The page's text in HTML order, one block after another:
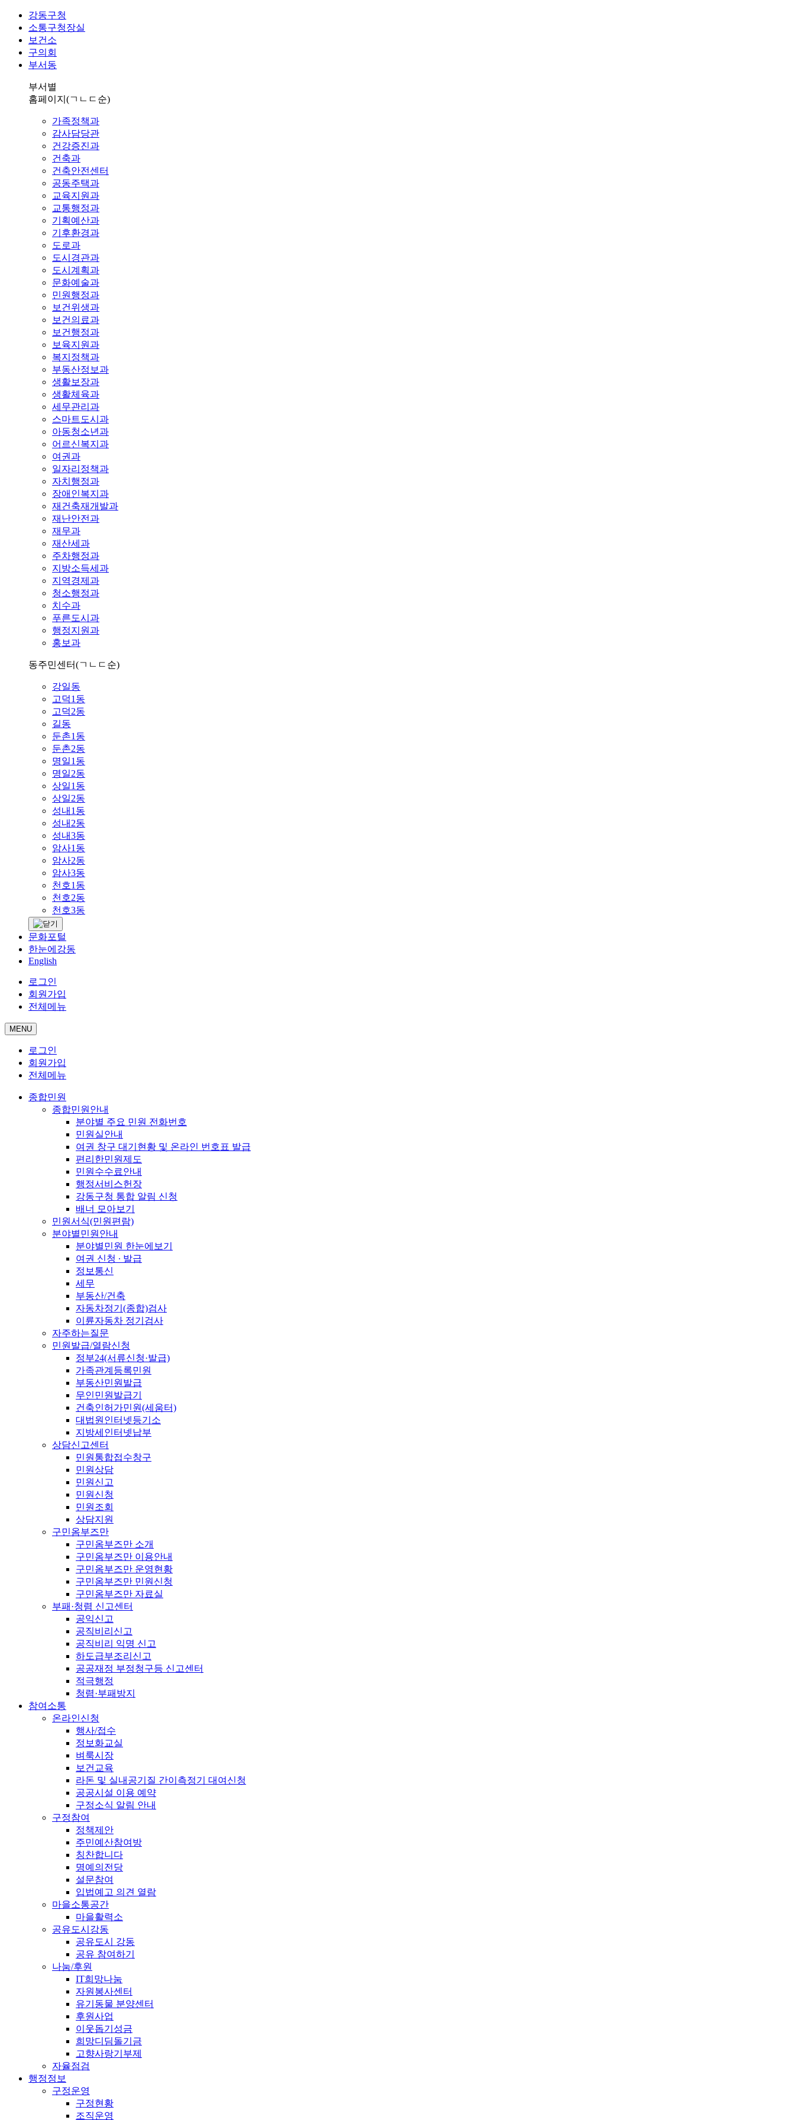
강동구청
소통구청장실
보건소
구의회
부서동
부서별
홈페이지 (ㄱㄴㄷ순)
가족정책과
감사담당관
건강증진과
건축과
건축안전센터
공동주택과
교육지원과
교통행정과
기획예산과
기후환경과
도로과
도시경관과
도시계획과
문화예술과
민원행정과
보건위생과
보건의료과
보건행정과
보육지원과
복지정책과
부동산정보과
생활보장과
생활체육과
세무관리과
스마트도시과
아동청소년과
어르신복지과
여권과
일자리정책과
자치행정과
장애인복지과
재건축재개발과
재난안전과
재무과
재산세과
주차행정과
지방소득세과
지역경제과
청소행정과
치수과
푸른도시과
행정지원과
홍보과
동주민센터(ㄱㄴㄷ순)
강일동
고덕1동
고덕2동
길동
둔촌1동
둔촌2동
명일1동
명일2동
상일1동
상일2동
성내1동
성내2동
성내3동
암사1동
암사2동
암사3동
천호1동
천호2동
천호3동
문화포털
한눈에강동
English
로그인
회원가입
전체메뉴
MENU
로그인
회원가입
전체메뉴
종합민원
종합민원안내
분야별 주요 민원 전화번호
민원실안내
여권 창구 대기현황 및 온라인 번호표 발급
편리한민원제도
민원수수료안내
행정서비스헌장
강동구청 통합 알림 신청
배너 모아보기
민원서식(민원편람)
분야별민원안내
분야별민원 한눈에보기
여권 신청 ∙ 발급
정보통신
세무
부동산/건축
자동차정기(종합)검사
이륜자동차 정기검사
자주하는질문
민원발급/열람신청
정부24(서류신청·발급)
가족관계등록민원
부동산민원발급
무인민원발급기
건축인허가민원(세움터)
대법원인터넷등기소
지방세인터넷납부
상담신고센터
민원통합접수창구
민원상담
민원신고
민원신청
민원조회
상담지원
구민옴부즈만
구민옴부즈만 소개
구민옴부즈만 이용안내
구민옴부즈만 운영현황
구민옴부즈만 민원신청
구민옴부즈만 자료실
부패·청렴 신고센터
공익신고
공직비리신고
공직비리 익명 신고
하도급부조리신고
공공재정 부정청구등 신고센터
적극행정
청렴·부패방지
참여소통
온라인신청
행사/접수
정보화교실
벼룩시장
보건교육
라돈 및 실내공기질 간이측정기 대여신청
공공시설 이용 예약
구정소식 알림 안내
구정참여
정책제안
주민예산참여방
칭찬합니다
명예의전당
설문참여
입법예고 의견 열람
마을소통공간
마을활력소
공유도시강동
공유도시 강동
공유 참여하기
나눔/후원
IT희망나눔
자원봉사센터
유기동물 분양센터
후원사업
이웃돕기성금
희망디딤돌기금
고향사랑기부제
자율점검
행정정보
구정운영
구정현황
조직운영